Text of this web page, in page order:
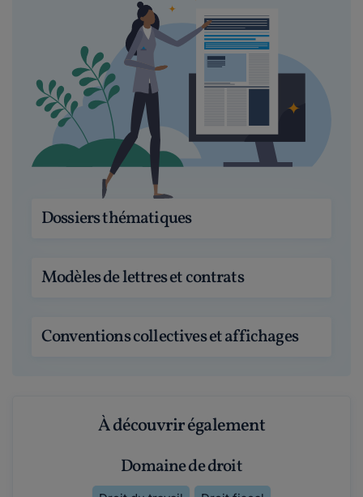
Dossiers thématiques
Modèles de lettres et contrats
Conventions collectives et affichages
À découvrir également
Domaine de droit